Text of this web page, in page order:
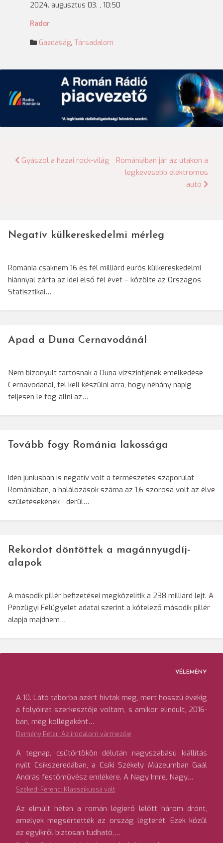
2024. augusztus 03. , 10:50
Rador
Gazdaság, Társadalom
Bejegyzés
Gyászol a hazai rock-világ
Romániában jár az utakon a
legkevesebb elektromos
autó
Negatív külkereskedelmi mérleg
Románia csaknem 16 és fél milliárd eurós külkereskedelmi
hiánnyal zárta az idei első fél évet – közölte az Országos
Statisztikai…
Apad a Duna Cernavodánál
Nem bizonyult tartósnak a Duna vízszintjének emelkedése
Cernavodánál, fel kell készülni arra, hogy néhány napig
teljesen le fog állni az…
Tovább fogy Románia lakossága
Idén júniusban is negatív volt a természetes szaporulat
Romániában, a halálozások száma az 1,6-szorosa volt az élve
születésekének - derül…
Rekordot döntöttek a magánnyugdíj-
alapok
A második pillér befizetései megközelítik a 238 milliárd lejt. A
Pénzügyi Felügyelet adatai szerint a kötelező második pillér
alapja majdnem…
VÉLEMÉNY
A 10. Látó táborba azért hívtak meg, mert hosszú évekig
a folyóirat szerkesztője voltam, s amikor elindult, 2016-
ban, még kollégaként…
Demény Péter: Az irodalom vármezője
A tegnap, csütörtökön délután nagyszabású kiállítás
nyílt Csíkszeredában, a Csíki Székely Múzeumban Gaál
András festőművész emlékére. A Nagy Imre, Nagy…
Székedi Ferenc: Klasszikussá vált
Az elmúlt héten a román légierő lelőtt három drónt,
amelyek megsértették az ország légterét. Ezek közül
az egyikről biztosan tudható,…